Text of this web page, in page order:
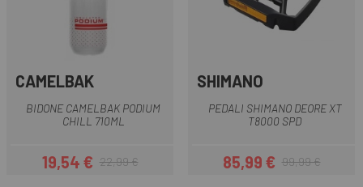
CAMELBAK
BIDONE CAMELBAK PODIUM
CHILL 710ML
Prezzo
19,54 €Prezzo base
22,99 €
SHIMANO
PEDALI SHIMANO DEORE XT
T8000 SPD
Prezzo
85,99 €Prezzo base
99,99 €